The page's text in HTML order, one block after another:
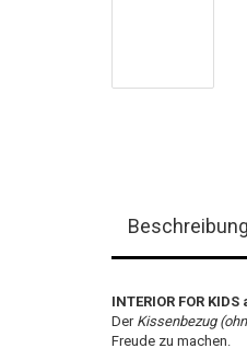
Beschreibung
INTERIOR FOR
Der Kissenbezug
Freude zu machen.